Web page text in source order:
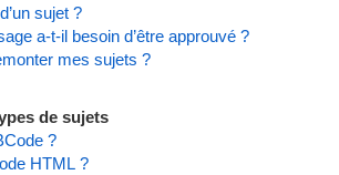
sujet ?
a-t-il besoin d’être approuvé ?
mes sujets ?
de sujets
?
HTML ?